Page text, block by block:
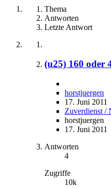
Thema
Antworten
Letzte Antwort
(u25) 160 oder
horstjuergen
17. Juni 2011
Zuverdienst /
horstjuergen
17. Juni 2011
Antworten
4
Zugriffe
10k